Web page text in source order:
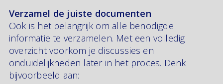
Verzamel de juiste documenten
Ook is het belangrijk om alle benodigde
informatie te verzamelen. Met een volledig
overzicht voorkom je discussies en
onduidelijkheden later in het proces. Denk
bijvoorbeeld aan: